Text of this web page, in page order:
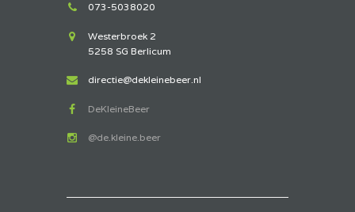
073-5038020
Westerbroek 2
5258 SG Berlicum
directie@dekleinebeer.nl
DeKleineBeer
@de.kleine.beer